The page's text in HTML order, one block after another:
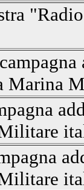
Marina